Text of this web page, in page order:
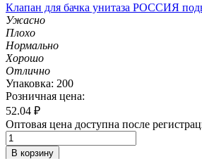
Клапан для бачка унитаза РОССИЯ
Ужасно
Плохо
Нормально
Хорошо
Отлично
Упаковка: 200
Розничная цена:
52.04 ₽
Оптовая цена доступна после
В корзину